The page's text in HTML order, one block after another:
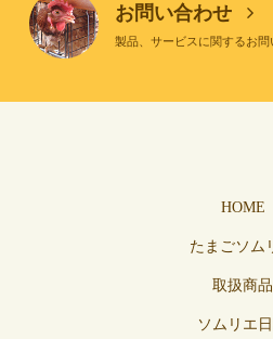
お問い合わせ
製品、サービスに関するお問
HOME
たまごソム
取扱商品
ソムリエ